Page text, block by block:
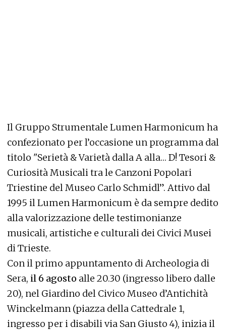
Il Gruppo Strumentale Lumen Harmonicum ha
confezionato per l’occasione un programma dal
titolo "Serietà & Varietà dalla A alla… D! Tesori &
Curiosità Musicali tra le Canzoni Popolari
Triestine del Museo Carlo Schmidl”. Attivo dal
1995 il Lumen Harmonicum è da sempre dedito
alla valorizzazione delle testimonianze
musicali, artistiche e culturali dei Civici Musei
di Trieste.
Con il primo appuntamento di Archeologia di
Sera, il 6 agosto alle 20.30 (ingresso libero dalle
20), nel Giardino del Civico Museo d’Antichità
Winckelmann (piazza della Cattedrale 1,
ingresso per i disabili via San Giusto 4), inizia il